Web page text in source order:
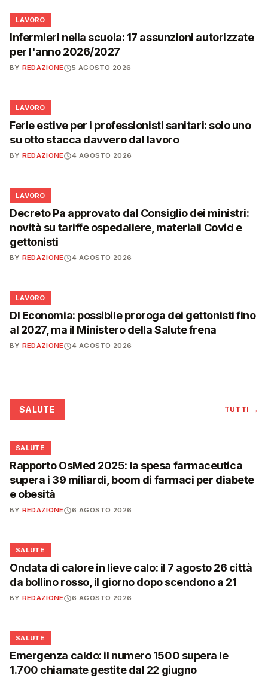
💼
LAVORO
Infermieri nella scuola: 17 assunzioni autorizzate
per l'anno 2026/2027
BY REDAZIONE 5 AGOSTO 2026
💼
LAVORO
Ferie estive per i professionisti sanitari: solo uno
su otto stacca davvero dal lavoro
BY REDAZIONE 4 AGOSTO 2026
💼
LAVORO
Decreto Pa approvato dal Consiglio dei ministri:
novità su tariffe ospedaliere, materiali Covid e
gettonisti
BY REDAZIONE 4 AGOSTO 2026
💼
LAVORO
Dl Economia: possibile proroga dei gettonisti fino
al 2027, ma il Ministero della Salute frena
BY REDAZIONE 4 AGOSTO 2026
SALUTE TUTTI →
❤️
SALUTE
Rapporto OsMed 2025: la spesa farmaceutica
supera i 39 miliardi, boom di farmaci per diabete
e obesità
BY REDAZIONE 6 AGOSTO 2026
❤️
SALUTE
Ondata di calore in lieve calo: il 7 agosto 26 città
da bollino rosso, il giorno dopo scendono a 21
BY REDAZIONE 6 AGOSTO 2026
❤️
SALUTE
Emergenza caldo: il numero 1500 supera le
1.700 chiamate gestite dal 22 giugno